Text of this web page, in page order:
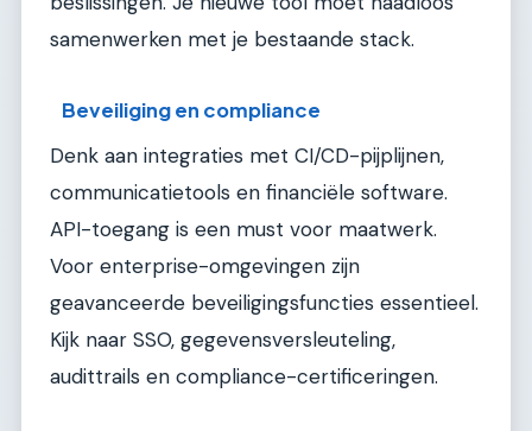
samenwerken met je bestaande stack.
Beveiliging en compliance
Denk aan integraties met CI/CD-pijplijnen,
communicatietools en financiële software.
API-toegang is een must voor maatwerk.
Voor enterprise-omgevingen zijn
geavanceerde beveiligingsfuncties essentieel.
Kijk naar SSO, gegevensversleuteling,
audittrails en compliance-certificeringen.